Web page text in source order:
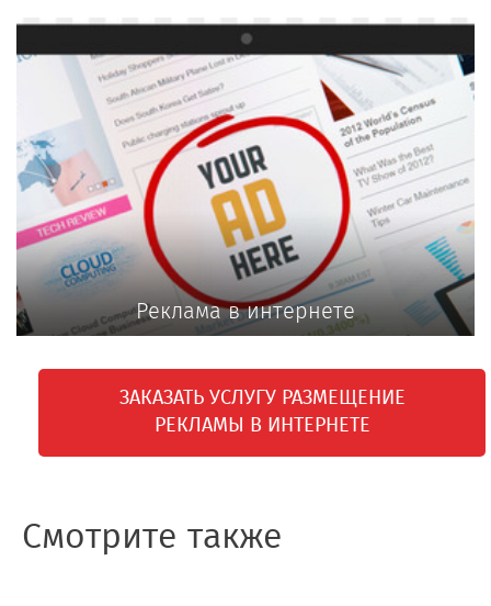
Реклама в интернете
ЗАКАЗАТЬ УСЛУГУ РАЗМЕЩЕНИЕ
РЕКЛАМЫ В ИНТЕРНЕТЕ
Смотрите также